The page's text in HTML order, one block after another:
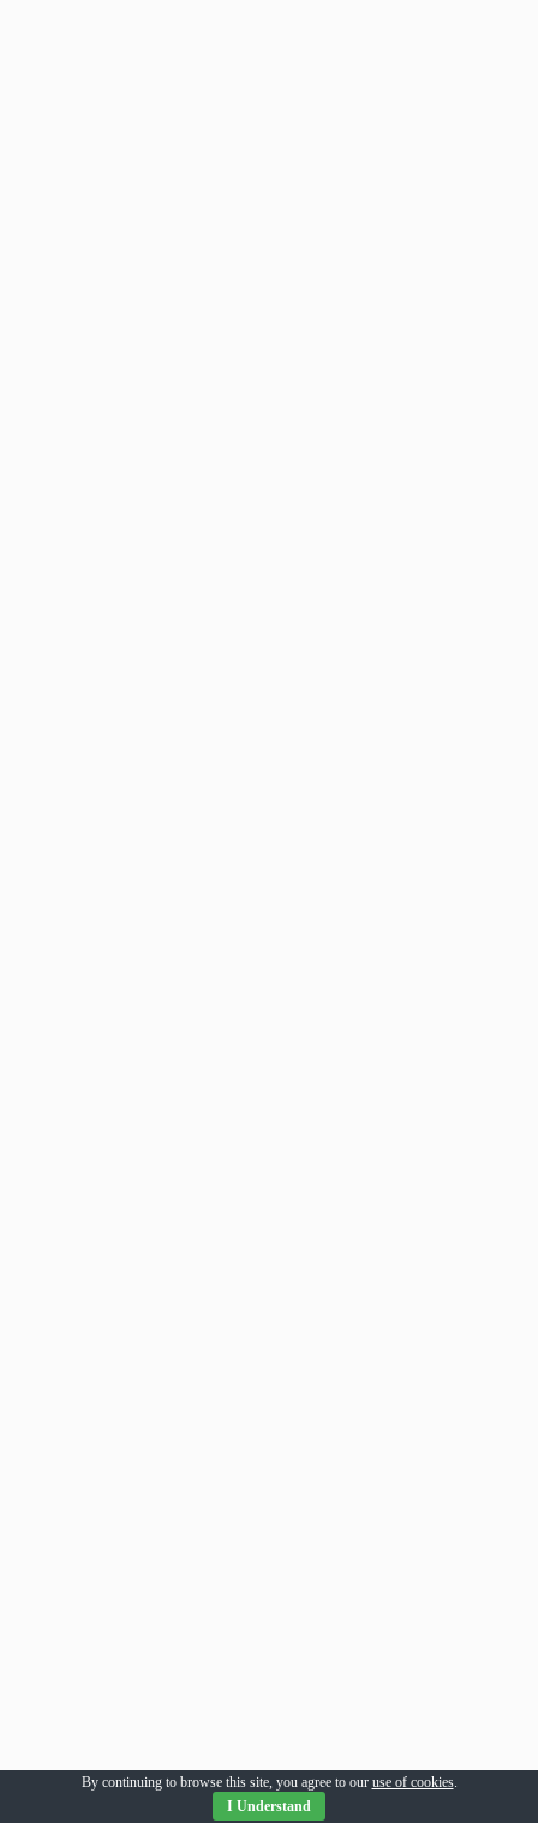
By continuing to browse this site, you agree to our use of cookies.
I Understand